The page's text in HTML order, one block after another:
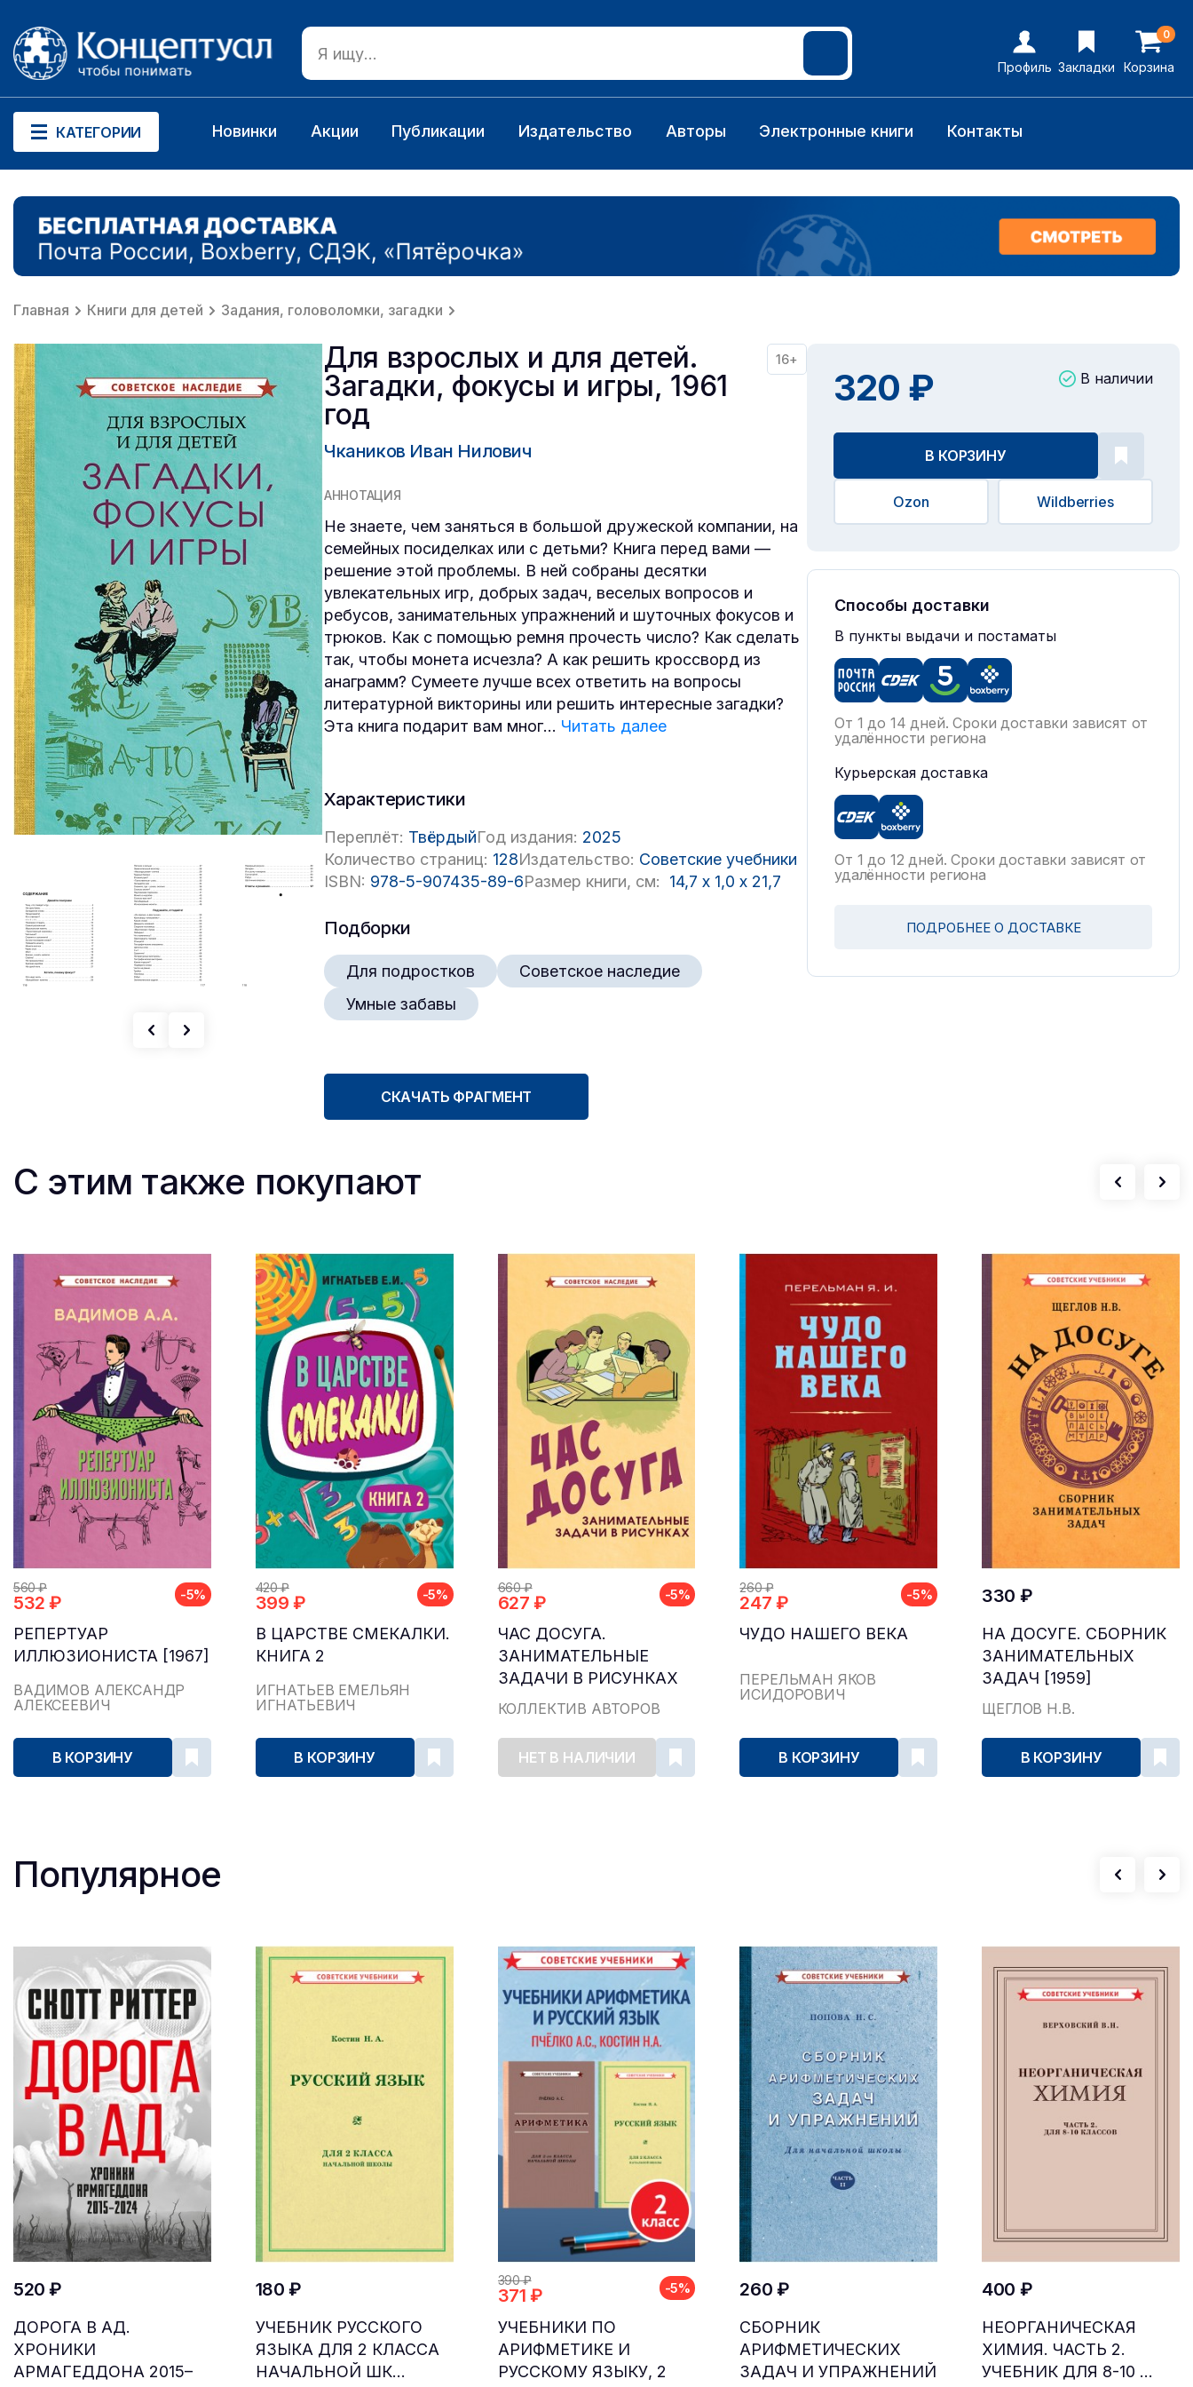
Профиль Закладки
0
Корзина
КАТЕГОРИИ Новинки Акции Публикации Издательство Авторы Электронные книги Контакты
Главная Книги для детей Задания, головоломки, загадки
Для взрослых и для детей.
Загадки, фокусы и игры, 1961
год
16+
Чкаников Иван Нилович
АННОТАЦИЯ
Не знаете, чем заняться в большой дружеской компании, на
семейных посиделках или с детьми? Книга перед вами —
решение этой проблемы. В ней собраны десятки
увлекательных игр, добрых задач, веселых вопросов и
ребусов, занимательных упражнений и шуточных фокусов и
трюков. Как с помощью ремня прочесть число? Как сделать
так, чтобы монета исчезла? А как решить кроссворд из
анаграмм? Сумеете лучше всех ответить на вопросы
литературной викторины или решить интересные загадки?
Эта книга подарит вам мног... Читать далее
Характеристики
Переплёт: ТвёрдыйГод издания: 2025
Количество страниц: 128Издательство: Советские учебники
ISBN: 978-5-907435-89-6Размер книги, см: 14,7 x 1,0 x 21,7
Подборки
Для подростков
Советское наследие
Умные забавы
СКАЧАТЬ ФРАГМЕНТ
320 ₽ В наличии
В КОРЗИНУ
Ozon Wildberries
Способы доставки
В пункты выдачи и постаматы
От 1 до 14 дней. Сроки доставки зависят от
удалённости региона
Курьерская доставка
От 1 до 12 дней. Сроки доставки зависят от
удалённости региона
ПОДРОБНЕЕ О ДОСТАВКЕ
С этим также покупают
560 ₽
532 ₽ -5%
РЕПЕРТУАР
ИЛЛЮЗИОНИСТА [1967]
ВАДИМОВ АЛЕКСАНДР
АЛЕКСЕЕВИЧ
В КОРЗИНУ
420 ₽
399 ₽ -5%
В ЦАРСТВЕ СМЕКАЛКИ.
КНИГА 2
ИГНАТЬЕВ ЕМЕЛЬЯН
ИГНАТЬЕВИЧ
В КОРЗИНУ
660 ₽
627 ₽ -5%
ЧАС ДОСУГА.
ЗАНИМАТЕЛЬНЫЕ
ЗАДАЧИ В РИСУНКАХ
[1947]
КОЛЛЕКТИВ АВТОРОВ
НЕТ В НАЛИЧИИ
260 ₽
247 ₽ -5%
ЧУДО НАШЕГО ВЕКА
ПЕРЕЛЬМАН ЯКОВ
ИСИДОРОВИЧ
В КОРЗИНУ
330 ₽
НА ДОСУГЕ. СБОРНИК
ЗАНИМАТЕЛЬНЫХ
ЗАДАЧ [1959]
ЩЕГЛОВ Н.В.
В КОРЗИНУ
Популярное
520 ₽
ДОРОГА В АД.
ХРОНИКИ
АРМАГЕДДОНА 2015–
180 ₽
УЧЕБНИК РУССКОГО
ЯЗЫКА ДЛЯ 2 КЛАССА
НАЧАЛЬНОЙ ШК...
390 ₽
371 ₽ -5%
УЧЕБНИКИ ПО
АРИФМЕТИКЕ И
РУССКОМУ ЯЗЫКУ, 2
260 ₽
СБОРНИК
АРИФМЕТИЧЕСКИХ
ЗАДАЧ И УПРАЖНЕНИЙ
400 ₽
НЕОРГАНИЧЕСКАЯ
ХИМИЯ. ЧАСТЬ 2.
УЧЕБНИК ДЛЯ 8-10 ...